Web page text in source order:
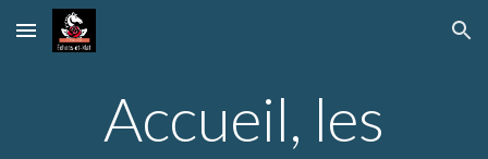
Skip to main content Skip to navigation
Accueil, les